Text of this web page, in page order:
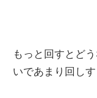
もっと回すとど
いであまり回し